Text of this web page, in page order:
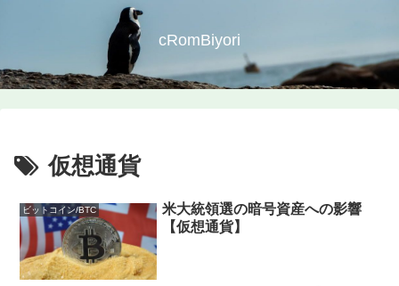
cRomBiyori
仮想通貨
ビットコイン/BTC
米大統領選の暗号資産への影響
【仮想通貨】